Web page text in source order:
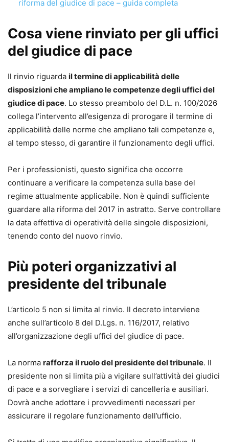
commerciale. Direttore della rivista Nuove Frontiere del
Diritto, è autrice di numerose pubblicazioni scientifiche.
Federica Federici,
penale, delle nuove tecnologie e costituzionale. Autrice di
numerose pubblicazioni, è relatrice e organizzatrice di
convegni sul territorio nazionale.
riforma del giudice di pace – guida completa
Cosa viene rinviato per gli uffici
del giudice di pace
Il rinvio riguarda il termine di applicabilità delle
disposizioni che ampliano le competenze degli uffici del
giudice di pace. Lo stesso preambolo del D.L. n. 100/2026
collega l’intervento all’esigenza di prorogare il termine di
applicabilità delle norme che ampliano tali competenze e,
al tempo stesso, di garantire il funzionamento degli uffici.
Per i professionisti, questo significa che occorre
continuare a verificare la competenza sulla base del
regime attualmente applicabile. Non è quindi sufficiente
guardare alla riforma del 2017 in astratto. Serve controllare
la data effettiva di operatività delle singole disposizioni,
tenendo conto del nuovo rinvio.
Più poteri organizzativi al
presidente del tribunale
L’articolo 5 non si limita al rinvio. Il decreto interviene
anche sull’articolo 8 del D.Lgs. n. 116/2017, relativo
all’organizzazione degli uffici del giudice di pace.
La norma rafforza il ruolo del presidente del tribunale. Il
presidente non si limita più a vigilare sull’attività dei giudici
di pace e a sorvegliare i servizi di cancelleria e ausiliari.
Dovrà anche adottare i provvedimenti necessari per
assicurare il regolare funzionamento dell’ufficio.